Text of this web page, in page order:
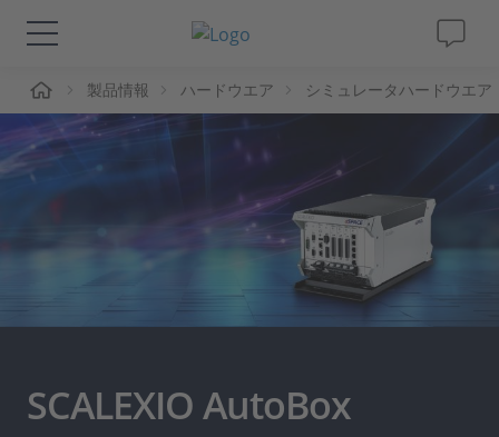
ソリューションと製品
サポート
採用情報
製品情報 ハードウエア シミュレータハードウエア
SCALEXIO AutoBox